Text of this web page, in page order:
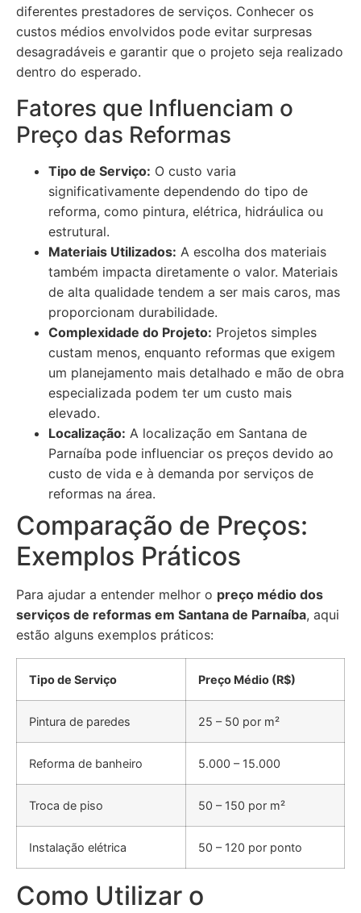
diferentes prestadores de serviços. Conhecer os
custos médios envolvidos pode evitar surpresas
desagradáveis e garantir que o projeto seja realizado
dentro do esperado.
Fatores que Influenciam o
Preço das Reformas
Tipo de Serviço: O custo varia
significativamente dependendo do tipo de
reforma, como pintura, elétrica, hidráulica ou
estrutural.
Materiais Utilizados: A escolha dos materiais
também impacta diretamente o valor. Materiais
de alta qualidade tendem a ser mais caros, mas
proporcionam durabilidade.
Complexidade do Projeto: Projetos simples
custam menos, enquanto reformas que exigem
um planejamento mais detalhado e mão de obra
especializada podem ter um custo mais
elevado.
Localização: A localização em Santana de
Parnaíba pode influenciar os preços devido ao
custo de vida e à demanda por serviços de
reformas na área.
Comparação de Preços:
Exemplos Práticos
Para ajudar a entender melhor o preço médio dos
serviços de reformas em Santana de Parnaíba, aqui
estão alguns exemplos práticos:
Tipo de Serviço Preço Médio (R$)
Pintura de paredes 25 – 50 por m²
Reforma de banheiro 5.000 – 15.000
Troca de piso 50 – 150 por m²
Instalação elétrica 50 – 120 por ponto
Como Utilizar o